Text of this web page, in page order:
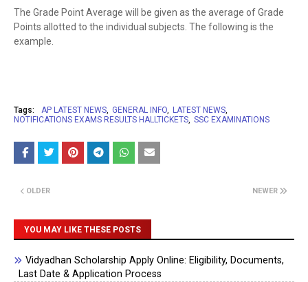
The Grade Point Average will be given as the average of Grade
Points allotted to the individual subjects. The following is the
example.
Subject Grade Grade Point
First Language Telugu A2
English
Mathematics A1
General Science A1 10
Tags: AP LATEST NEWS GENERAL INFO
LATEST NEWS
NOTIFICATIONS EXAMS RESULTS HALLTICKETS SSC EXAMINATIONS
NEWER
OLDER
YOU MAY LIKE THESE POSTS
Vidyadhan Scholarship Apply Online: Eligibility, Documents,
Last Date & Application Process